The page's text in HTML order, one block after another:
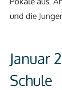
und die
Januar
Schule